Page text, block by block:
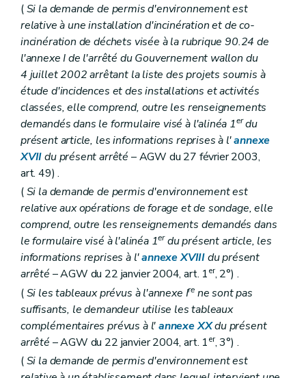
(Si la demande de permis d'environnement est
relative à une installation d'incinération et de co-
incinération de déchets visée à la rubrique 90.24 de
l'annexe I de l'arrêté du Gouvernement wallon du
4 juillet 2002 arrêtant la liste des projets soumis à
étude d'incidences et des installations et activités
classées, elle comprend, outre les renseignements
demandés dans le formulaire visé à l'alinéa 1erdu
présent article, les informations reprises à l'annexe
XVIIdu présent arrêté – AGW du 27 février 2003,
art. 49) .
(Si la demande de permis d'environnement est
relative aux opérations de forage et de sondage, elle
comprend, outre les renseignements demandés dans
le formulaire visé à l'alinéa 1erdu présent article, les
informations reprises à l'annexe XVIIIdu présent
arrêté – AGW du 22 janvier 2004, art. 1er, 2°) .
(Si les tableaux prévus à l'annexe Irene sont pas
suffisants, le demandeur utilise les tableaux
complémentaires prévus à l'annexe XXdu présent
arrêté – AGW du 22 janvier 2004, art. 1er, 3°) .
(Si la demande de permis d'environnement est